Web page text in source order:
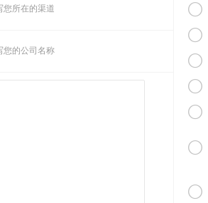
您所在的渠道
您的公司名称






